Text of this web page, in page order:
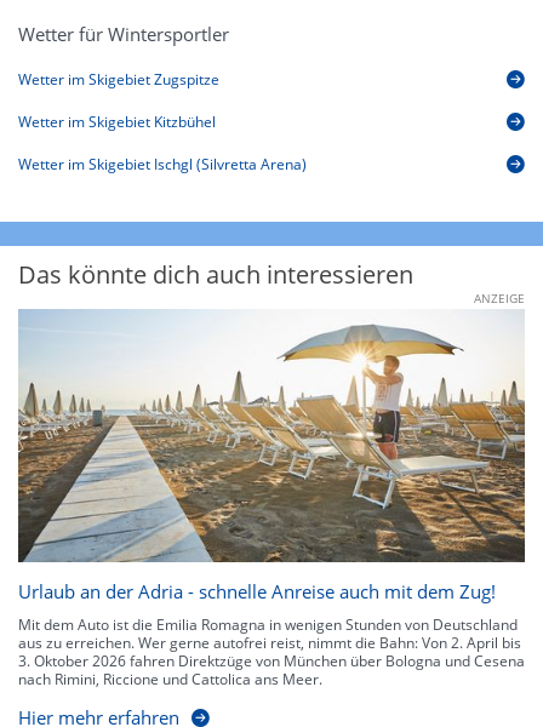
Wetter für Wintersportler
Wetter im Skigebiet Zugspitze
Wetter im Skigebiet Kitzbühel
Wetter im Skigebiet Ischgl (Silvretta Arena)
Das könnte dich auch interessieren
ANZEIGE
Urlaub an der Adria - schnelle Anreise auch mit dem Zug!
Mit dem Auto ist die Emilia Romagna in wenigen Stunden von Deutschland
aus zu erreichen. Wer gerne autofrei reist, nimmt die Bahn: Von 2. April bis
3. Oktober 2026 fahren Direktzüge von München über Bologna und Cesena
nach Rimini, Riccione und Cattolica ans Meer.
Hier mehr erfahren